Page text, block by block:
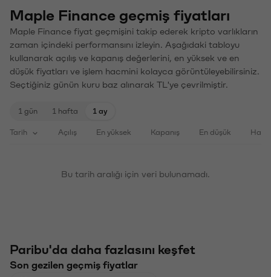
Maple Finance geçmiş fiyatları
Maple Finance fiyat geçmişini takip ederek kripto varlıkların
zaman içindeki performansını izleyin. Aşağıdaki tabloyu
kullanarak açılış ve kapanış değerlerini, en yüksek ve en
düşük fiyatları ve işlem hacmini kolayca görüntüleyebilirsiniz.
Seçtiğiniz günün kuru baz alınarak TL'ye çevrilmiştir.
1 gün 1 hafta 1 ay
Tarih Açılış En yüksek Kapanış En düşük
Bu tarih aralığı için veri bulunamadı.
Paribu'da daha fazlasını keşfet
Son gezilen geçmiş fiyatlar